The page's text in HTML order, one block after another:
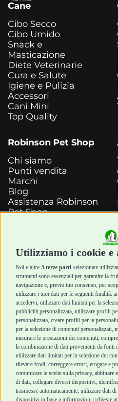
Utilizziamo i cookie e
Noi e altre 5 terze parti selezionate
strumenti sono essenziali per garantire la
navigazione e, previo tuo consenso, per
utilizzare i tuoi dati per le seguenti finalità:
accedervi, utilizzare dati limitati per la
pubblicità personalizzata, utilizzare profili
personalizzata, creare profili per la
per la selezione di contenuti personalizzati,
misurare le prestazioni dei contenuti,
la combinazione di dati provenienti da fonti
utilizzare dati limitati per la selezione dei
rilevare frodi, correggere errori, erogare e
comunicare le scelte sulla privacy,
di dati, collegare diversi dispositivi,
trasmesse automaticamente, utilizzare dati
dispositivi in base a informazioni richieste
Cane
Cibo Secco
Cibo Umido
Snack e
Masticazione
Diete Veterinarie
Cura e Salute
Igiene e Pulizia
Accessori
Cani Mini
Top Quality
Robinson Pet Shop
Chi siamo
Punti vendita
Marchi
Blog
Assistenza Robinson
Pet Shop
Robinson Pet Shop S.r.l.
Via V. Giovanni Schiaparelli, 21
P.iva 04095130409 | REA: FO
info@robinsonpetshop.it | Tel.
www.robinsonpetshop.it srl è di
(P.IVA 03366100406)
Copyright © 2025
riservati |Privacy Policy|